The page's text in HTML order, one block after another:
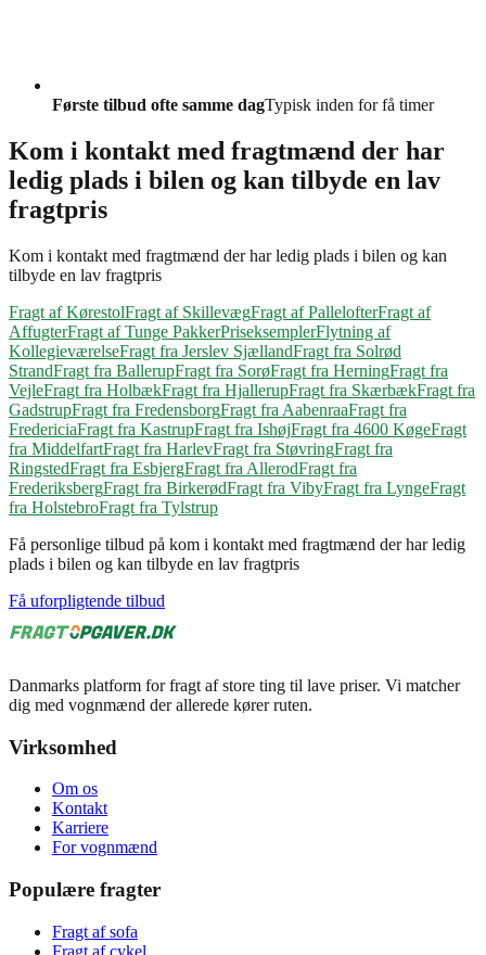
Første tilbud ofte samme dagTypisk inden for få timer
Kom i kontakt med fragtmænd der har
ledig plads i bilen og kan tilbyde en lav
fragtpris
Kom i kontakt med fragtmænd der har ledig plads i bilen og kan
tilbyde en lav fragtpris
Fragt af KørestolFragt af SkillevægFragt af PallelofterFragt af
AffugterFragt af Tunge PakkerPriseksemplerFlytning af
KollegieværelseFragt fra Jerslev SjællandFragt fra Solrød
StrandFragt fra BallerupFragt fra SorøFragt fra HerningFragt fra
VejleFragt fra HolbækFragt fra HjallerupFragt fra SkærbækFragt fra
GadstrupFragt fra FredensborgFragt fra AabenraaFragt fra
FredericiaFragt fra KastrupFragt fra IshøjFragt fra 4600 KøgeFragt
fra MiddelfartFragt fra HarlevFragt fra StøvringFragt fra
RingstedFragt fra EsbjergFragt fra AllerodFragt fra
FrederiksbergFragt fra BirkerødFragt fra VibyFragt fra LyngeFragt
fra HolstebroFragt fra Tylstrup
Få personlige tilbud på kom i kontakt med fragtmænd der har ledig
plads i bilen og kan tilbyde en lav fragtpris
Få uforpligtende tilbud
Danmarks platform for fragt af store ting til lave priser. Vi matcher
dig med vognmænd der allerede kører ruten.
Virksomhed
Om os
Kontakt
Karriere
For vognmænd
Populære fragter
Fragt af sofa
Fragt af cykel